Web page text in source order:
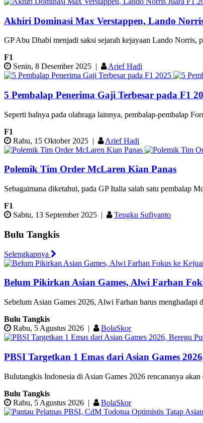
Akhiri Dominasi Max Verstappen, Lando
GP Abu Dhabi menjadi saksi sejarah kejayaan Lando
F1
Senin, 8 Desember 2025 | Arief Hadi
5 Pembalap Penerima Gaji Terbesar pada F1
Seperti halnya pada olahraga lainnya, pembalap-pembalap
F1
Rabu, 15 Oktober 2025 | Arief Hadi
Polemik Tim Order McLaren Kian Panas
Sebagaimana diketahui, pada GP Italia salah satu pembalap
F1
Sabtu, 13 September 2025 | Tengku Sufiyanto
Bulu Tangkis
Selengkapnya
Belum Pikirkan Asian Games, Alwi Farhan
Sebelum Asian Games 2026, Alwi Farhan harus
Bulu Tangkis
Rabu, 5 Agustus 2026 | BolaSkor
PBSI Targetkan 1 Emas dari Asian Games
Bulutangkis Indonesia di Asian Games 2026 rencananya
Bulu Tangkis
Rabu, 5 Agustus 2026 | BolaSkor